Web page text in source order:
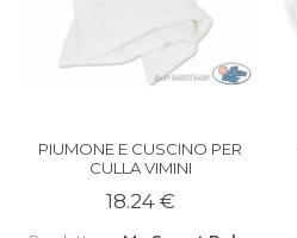
PIUMONE E CUSCINO PER
CULLA VIMINI
18.24 €